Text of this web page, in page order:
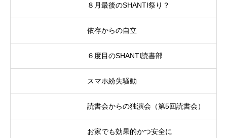
８月最後のSHANTI祭り？
依存からの自立
６度目のSHANTI読書部
スマホ紛失騒動
読書会からの独演会（第5回読書会）
お家でも効果的かつ安全に